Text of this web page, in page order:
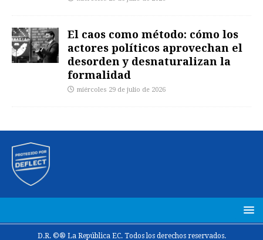
El caos como método: cómo los
actores políticos aprovechan el
desorden y desnaturalizan la
formalidad
miércoles 29 de julio de 2026
D.R. ©® La República EC. Todos los derechos reservados.